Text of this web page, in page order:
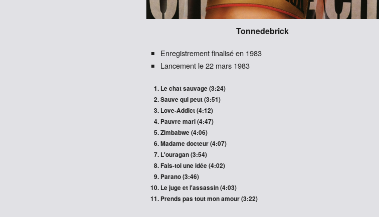
Tonnedebrick
Enregistrement finalisé en 1983
Lancement le 22 mars 1983
Le chat sauvage (3:24)
Sauve qui peut (3:51)
Love-Addict (4:12)
Pauvre mari (4:47)
Zimbabwe (4:06)
Madame docteur (4:07)
L'ouragan (3:54)
Fais-toi une idée (4:02)
Parano (3:46)
Le juge et l'assassin (4:03)
Prends pas tout mon amour (3:22)